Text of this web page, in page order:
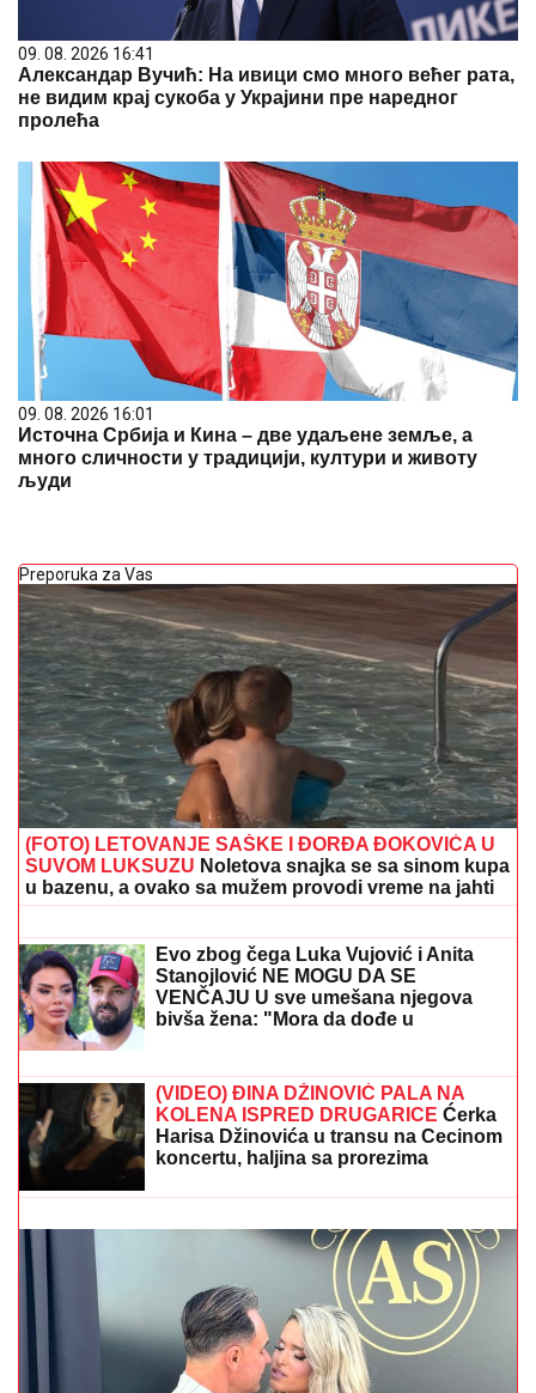
09. 08. 2026 16:41
Александар Вучић: На ивици смо много већег рата,
не видим крај сукоба у Украјини пре наредног
пролећа
09. 08. 2026 16:01
Источна Србија и Кина – две удаљене земље, а
много сличности у традицији, култури и животу
људи
Preporuka za Vas
(FOTO) LETOVANJE SAŠKE I ĐORĐA ĐOKOVIĆA U
SUVOM LUKSUZU Noletova snajka se sa sinom kupa
u bazenu, a ovako sa mužem provodi vreme na jahti
VIDELI"Maja Marinković šokirala
tvrdnjama o aferi Stanije i Takija: "Želi
da bude sponzoruša, živi u selendri"
VENČAJU U sve umešana njegova
bivša žena: "Mora da dođe u
Beograd"